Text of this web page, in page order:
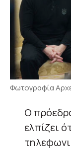
Φωτογραφία
Ο
ελπίζει